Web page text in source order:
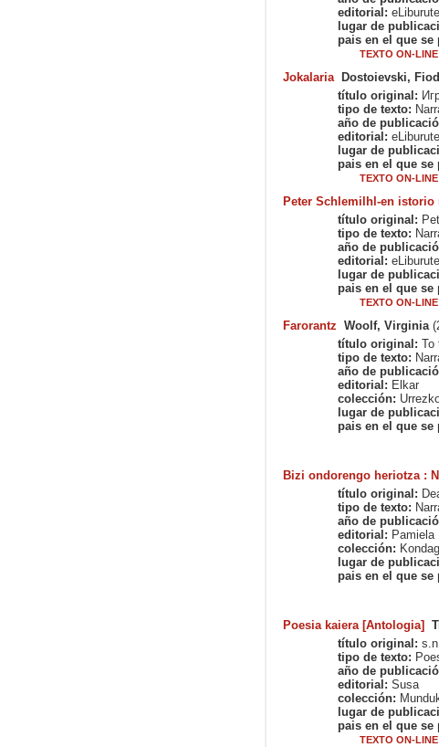
editorial:
lugar de
pais en el que
TEXTO ON-LINE
Jokalaria Dostoievski,
título original:
tipo de texto:
año de
editorial:
lugar de
pais en el que
TEXTO ON-LINE
Peter Schlemilhl-en istorio
título original:
tipo de texto:
año de
editorial:
lugar de
pais en el que
TEXTO ON-LINE
Farorantz Woolf, Virginia
título original: To
tipo de texto:
año de
editorial: Elkar
colección:
lugar de
pais en el que
Bizi ondorengo heriotza :
título original:
tipo de texto:
año de
editorial: Pamiela
colección:
lugar de
pais en el que
Poesia kaiera [Antologia]
título original:
tipo de texto:
año de
editorial: Susa
colección:
lugar de
pais en el que
TEXTO ON-LINE